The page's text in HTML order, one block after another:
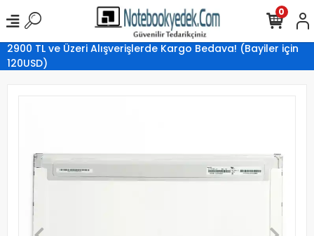
2900 TL ve Üzeri Alışverişlerde Kargo Bedava! (Bayiler için
120USD)
0